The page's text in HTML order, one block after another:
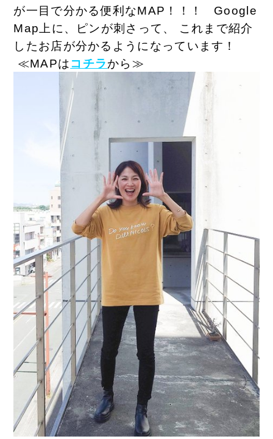
が一目で分かる便利なMAP！！！
Google
Map上に、ピンが刺さって、 これまで紹介
したお店が分かるようになっています！
≪MAPはコチラから≫